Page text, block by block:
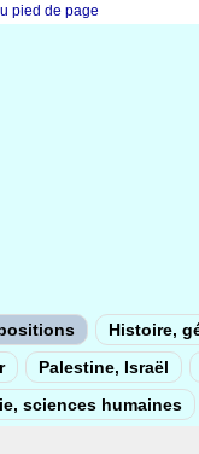
pied de page
Histoire,
Palestine, Israël
sciences humaines